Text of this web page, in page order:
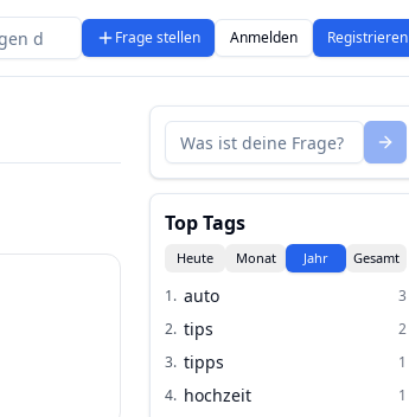
Frage stellen Anmelden Registrieren
Top Tags
Heute Monat Jahr Gesamt
1. auto
3
2. tips
2
3. tipps
1
4. hochzeit
1